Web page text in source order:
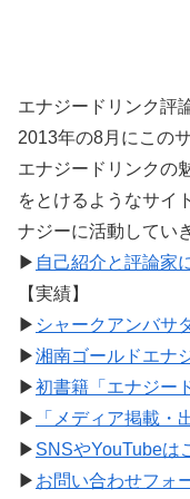
エナジードリンク評
2013年の8月にこの
エナジードリンクの
をとけるようなサイ
ナジーに活動してい
▶ 自己紹介と評論家
【実績】
▶ シャークアンバサ
▶湘南ゴールドエナ
▶初書籍「エナジー
▶
「メディア掲載・
▶ SNSやYouTubeは
▶ お問い合わせフォ